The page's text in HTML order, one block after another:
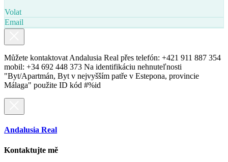
Volat
Email
Můžete kontaktovat Andalusia Real přes telefón: +421 911 887 354
mobil: +34 692 448 373 Na identifikáciu nehnuteľnosti
"Byt/Apartmán, Byt v nejvyšším patře v Estepona, provincie
Málaga" použite ID kód #%id
Andalusia Real
Kontaktujte mě